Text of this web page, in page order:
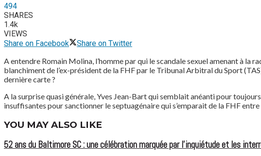
494
SHARES
1.4k
VIEWS
Share on Facebook
Share on Twitter
A entendre Romain Molina, l’homme par qui le scandale sexuel amenant à la
blanchiment de l’ex-président de la FHF par le Tribunal Arbitral du Sport
dernière carte ?
A la surprise quasi générale, Yves Jean-Bart qui semblait anéanti pour
insuffisantes pour sanctionner le septuagénaire qui s’emparait de la FHF
YOU MAY ALSO LIKE
52 ans du Baltimore SC : une célébration marquée par l’inquiétude et les